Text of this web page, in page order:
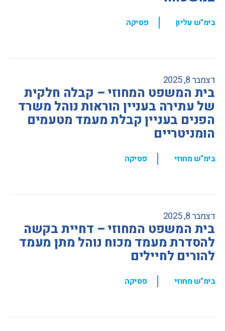
בימ"ש עליון , פסיקה
דצמבר 8, 2025
בית המשפט המחוזי – קבלה חלקית
של עתירה בעניין הוראות נוהל משרד
הפנים בעניין קבלת מעמד מטעמים
הומניטריים
בימ"ש מחוזי , פסיקה
דצמבר 8, 2025
בית המשפט המחוזי – דחיית בקשה
להסדרת מעמד מכוח נוהל מתן מעמד
להורים לחיילים
בימ"ש מחוזי , פסיקה